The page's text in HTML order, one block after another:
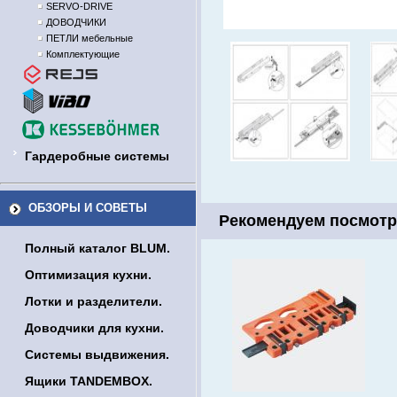
SERVO-DRIVE
ДОВОДЧИКИ
ПЕТЛИ мебельные
Комплектующие
Гардеробные системы
ОБЗОРЫ И СОВЕТЫ
Полный каталог BLUM.
Оптимизация кухни.
Лотки и разделители.
Доводчики для кухни.
Системы выдвижения.
Ящики TANDEMBOX.
Рекомендуем